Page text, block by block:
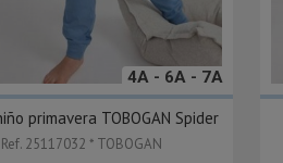
4A - 6A - 7A
primavera TOBOGAN Spider
Ref. 25117032 * TOBOGAN